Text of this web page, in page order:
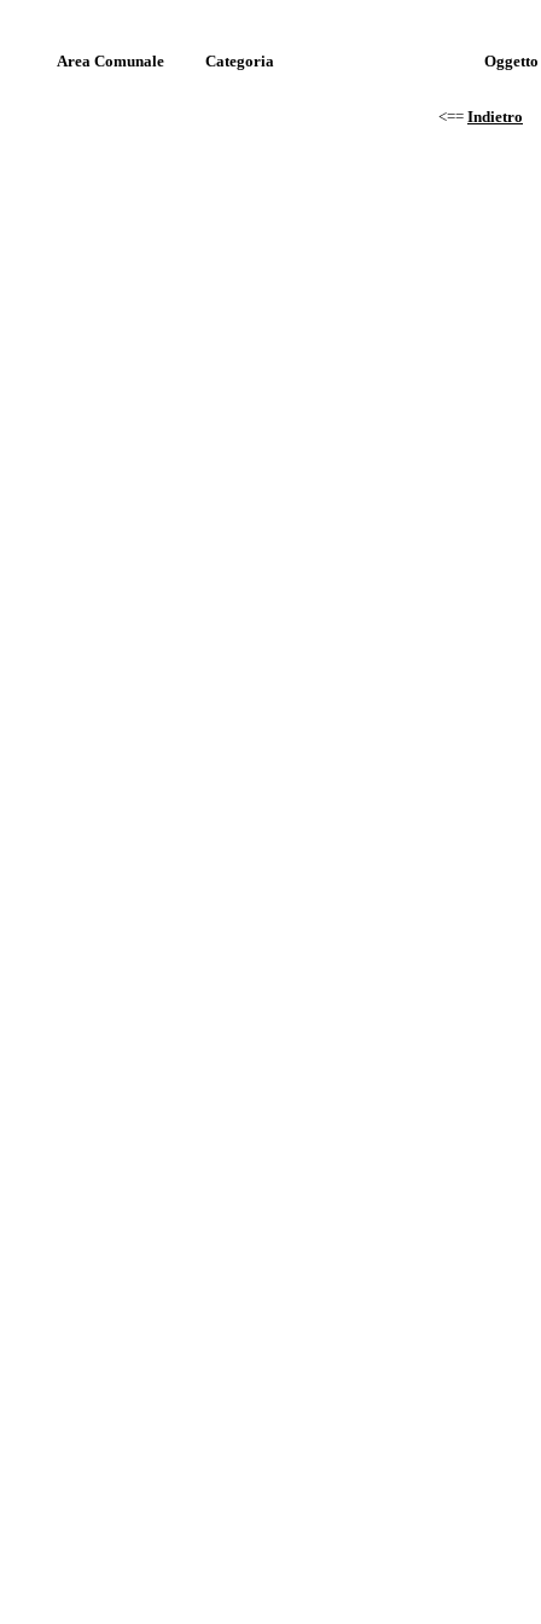
Area Comunale Categoria Oggetto
<== Indietro